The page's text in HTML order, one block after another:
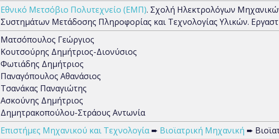
Εθνικό Μετσόβιο Πολυτεχνείο (ΕΜΠ). Σχολή Ηλεκτρολόγων
Συστημάτων Μετάδοσης Πληροφορίας και Τεχνολογίας Υλικών.
Ματσόπουλος Γεώργιος
Κουτσούρης Δημήτριος-Διονύσιος
Φωτιάδης Δημήτριος
Παναγόπουλος Αθανάσιος
Τσανάκας Παναγιώτης
Ασκούνης Δημήτριος
Δημητρακοπούλου-Στράους Αντωνία
Επιστήμες Μηχανικού και Τεχνολογία➨ Βιοϊατρική Μηχανική ➨